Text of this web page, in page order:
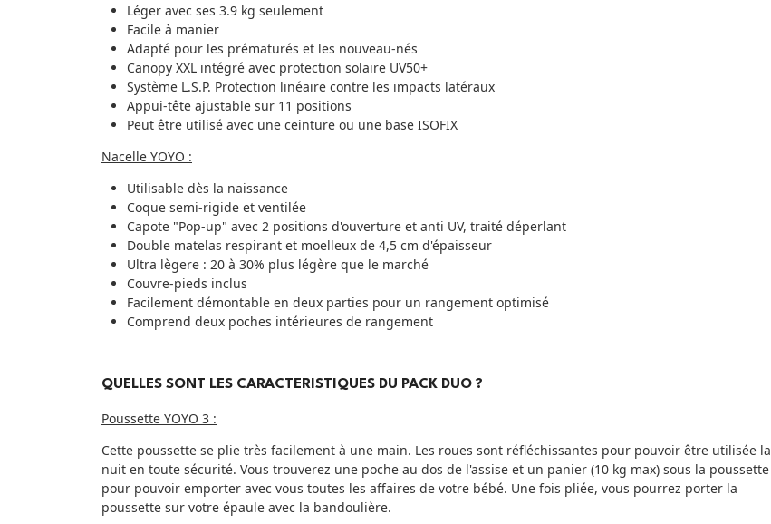
Léger avec ses 3.9 kg seulement
Facile à manier
Adapté pour les prématurés et les nouveau-nés
Canopy XXL intégré avec protection solaire UV50+
Système L.S.P. Protection linéaire contre les impacts latéraux
Appui-tête ajustable sur 11 positions
Peut être utilisé avec une ceinture ou une base ISOFIX
Nacelle YOYO :
Utilisable dès la naissance
Coque semi-rigide et ventilée
Capote "Pop-up" avec 2 positions d'ouverture et anti UV, traité déperlant
Double matelas respirant et moelleux de 4,5 cm d'épaisseur
Ultra lègere : 20 à 30% plus légère que le marché
Couvre-pieds inclus
Facilement démontable en deux parties pour un rangement optimisé
Comprend deux poches intérieures de rangement
QUELLES SONT LES CARACTERISTIQUES DU PACK DUO ?
Poussette YOYO 3 :
Cette poussette se plie très facilement à une main. Les roues sont réfléchissantes pour pouvoir être utilisée la
nuit en toute sécurité. Vous trouverez une poche au dos de l'assise et un panier (10 kg max) sous la poussette
pour pouvoir emporter avec vous toutes les affaires de votre bébé. Une fois pliée, vous pourrez porter la
poussette sur votre épaule avec la bandoulière.